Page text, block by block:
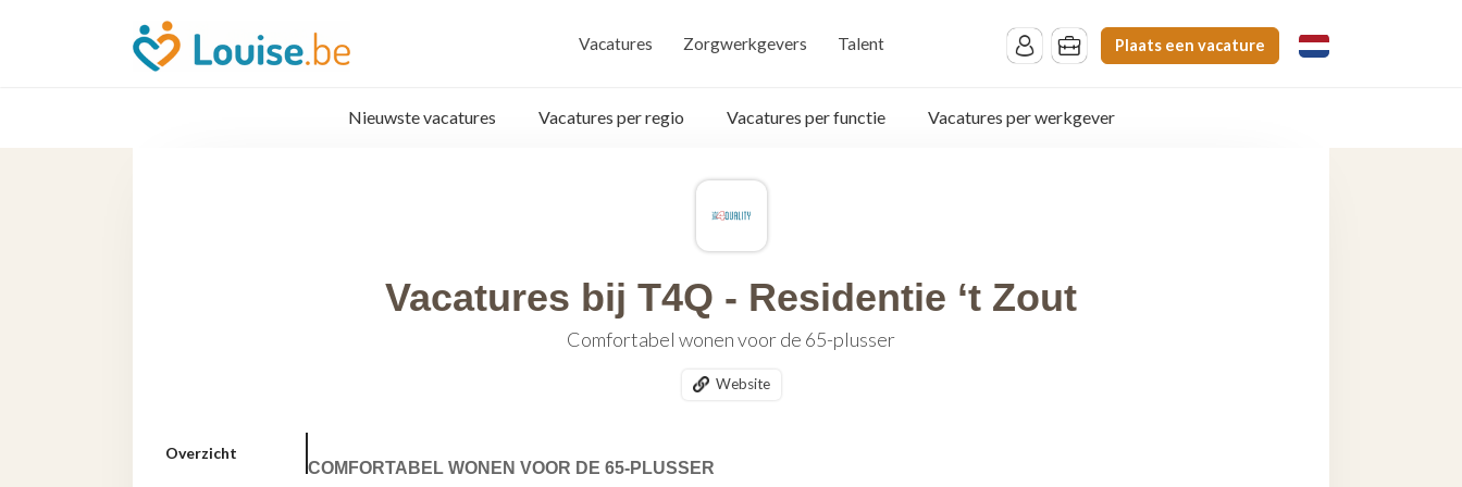
Vacatures Zorgwerkgevers Talent Plaats een vacature
Nieuwste vacatures Vacatures per regio Vacatures per functie Vacatures per werkgever
Vacatures bij T4Q - Residentie ‘t Zout
Comfortabel wonen voor de 65-plusser
Website
Overzicht
COMFORTABEL WONEN VOOR DE 65-PLUSSER